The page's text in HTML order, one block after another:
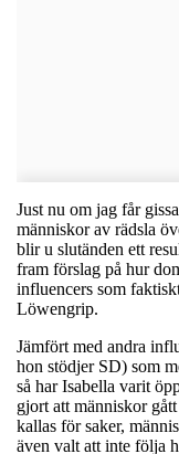
Just nu om jag får
människor av rädsla
blir u slutänden ett
fram förslag på hur
influencers som
Löwengrip.
Jämfört med andra
hon stödjer SD) som
så har Isabella varit
gjort att människor
kallas för saker,
även valt att inte följa